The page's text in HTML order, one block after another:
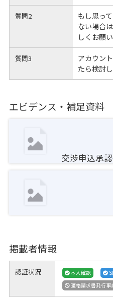
質問2
もし思っ
ない場合
しくお願
質問3
アカウン
たら検討
エビデンス・補足資料
交渉申込承
掲載者情報
認証状況 本人確認
適格請求書発行事